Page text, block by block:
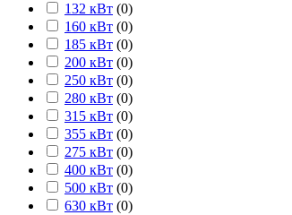
132 кВт (0)
160 кВт (0)
185 кВт (0)
200 кВт (0)
250 кВт (0)
280 кВт (0)
315 кВт (0)
355 кВт (0)
275 кВт (0)
400 кВт (0)
500 кВт (0)
630 кВт (0)